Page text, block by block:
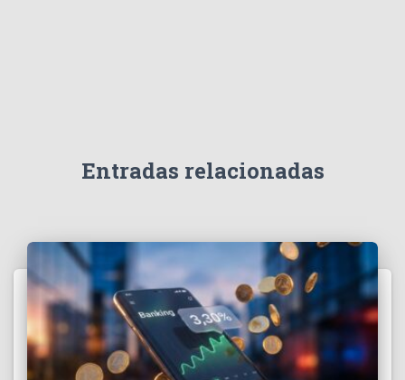
Entradas relacionadas